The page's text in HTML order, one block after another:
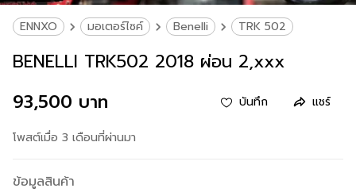
ENNXO มอเตอร์ไซค์ Benelli TRK 502
BENELLI TRK502 2018 ผ่อน 2,xxx
93,500 บาท
บันทึก แชร์
โพสต์เมื่อ 3 เดือนที่ผ่านมา
ข้อมูลสินค้า